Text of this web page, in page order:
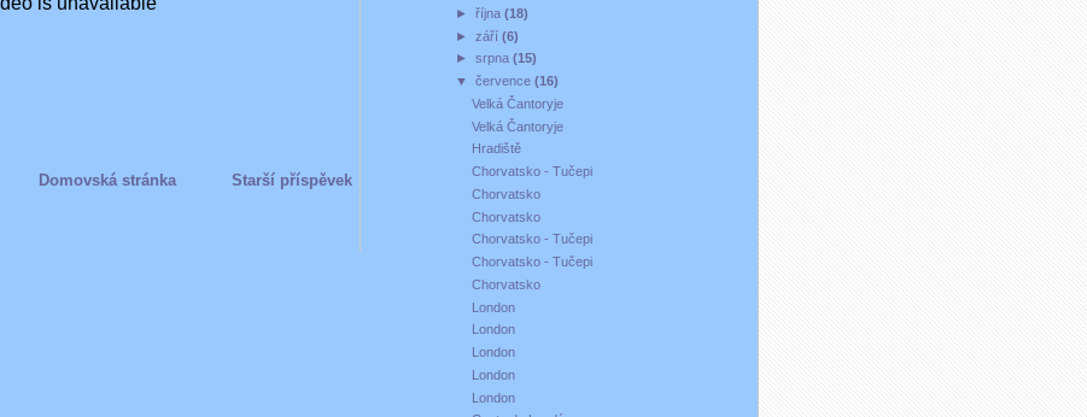
Starší příspěvek
Domovská stránka
►října(18)
►září(6)
►srpna(15)
▼července(16)
Velká Čantoryje
Velká Čantoryje
Hradiště
Chorvatsko - Tučepi
Chorvatsko
Chorvatsko
Chorvatsko - Tučepi
Chorvatsko - Tučepi
Chorvatsko
London
London
London
London
London